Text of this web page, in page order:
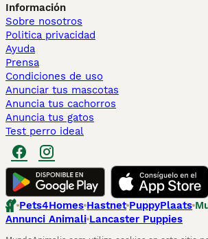
Información
Sobre nosotros
Politica privacidad
Ayuda
Prensa
Condiciones de uso
Anunciar tus mascotas
Anuncia tus cachorros
Anuncia tus gatos
Test perro ideal
Pets4Homes Hastnet PuppyPlaats
Annunci Animali Lancaster Puppies